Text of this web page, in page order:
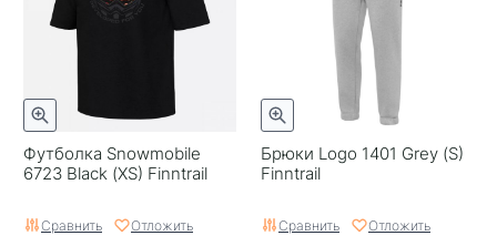
Футболка Snowmobile
6723 Black (XS) Finntrail
Сравнить Отложить
Брюки Logo 1401 Grey (S)
Finntrail
Сравнить Отложить